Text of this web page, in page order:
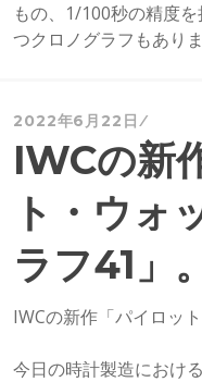
もの、1/100秒の精度
つクロノグラフもありま
2022年6月22日
IWCの新
ト・ウォ
ラフ41」。
IWCの新作「パイロッ
今日の時計製造におけ